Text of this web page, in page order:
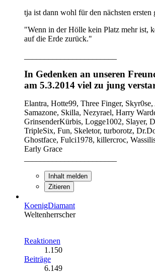
tja ist dann wohl für den nächsten ersten
"Wenn in der Hölle kein Platz mehr ist,
auf die Erde zurück."
In Gedenken an unseren
am 5.3.2014 viel zu jung
Elantra, Hotte99, Three Finger,
Samazone, Skilla, Nezyrael, Harry
GrinsenderKürbis, Logge1002, Slayer,
TripleSix, Fun, Skeletor, turborotz,
Ghostface, Fulci1978, killercroc,
Early Grace
Inhalt melden
Zitieren
KoenigDiamant
Weltenherrscher
Reaktionen
1.150
Beiträge
6.149